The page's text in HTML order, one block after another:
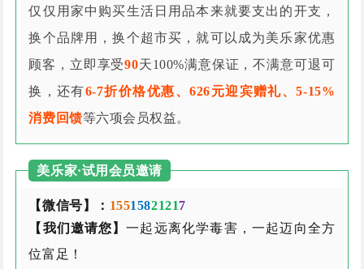
仅仅用家中购买生活日用品本来就要支出的开支，
换个品牌用，换个超市买，就可以成为美乐家优惠
顾客，立即享受90天100%满意保证，不满意可退可
换，还有6-7折价格优惠、626元迎宾赠礼、5-15%
消费回馈等六项会员权益。
美乐家·试用会员邀请
【微信号】： 15515821217
【我们邀请您】一起远离化学毒害，一起迈向全方
位富足！